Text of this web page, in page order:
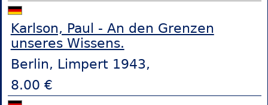
Karlson, Paul - An den Grenzen
unseres Wissens.
Berlin, Limpert 1943,
8.00 €